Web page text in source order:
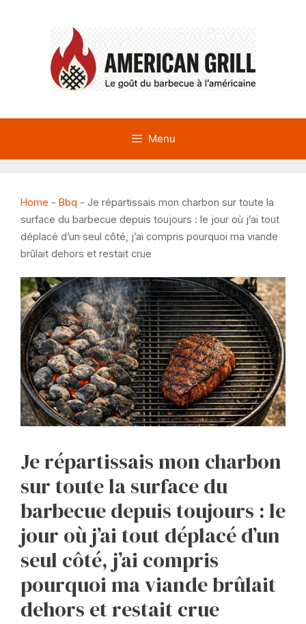
Menu
Home - Bbq - Je répartissais mon charbon sur toute la
surface du barbecue depuis toujours : le jour où j’ai tout
déplacé d’un seul côté, j’ai compris pourquoi ma viande
brûlait dehors et restait crue
Je répartissais mon charbon
sur toute la surface du
barbecue depuis toujours : le
jour où j’ai tout déplacé d’un
seul côté, j’ai compris
pourquoi ma viande brûlait
dehors et restait crue